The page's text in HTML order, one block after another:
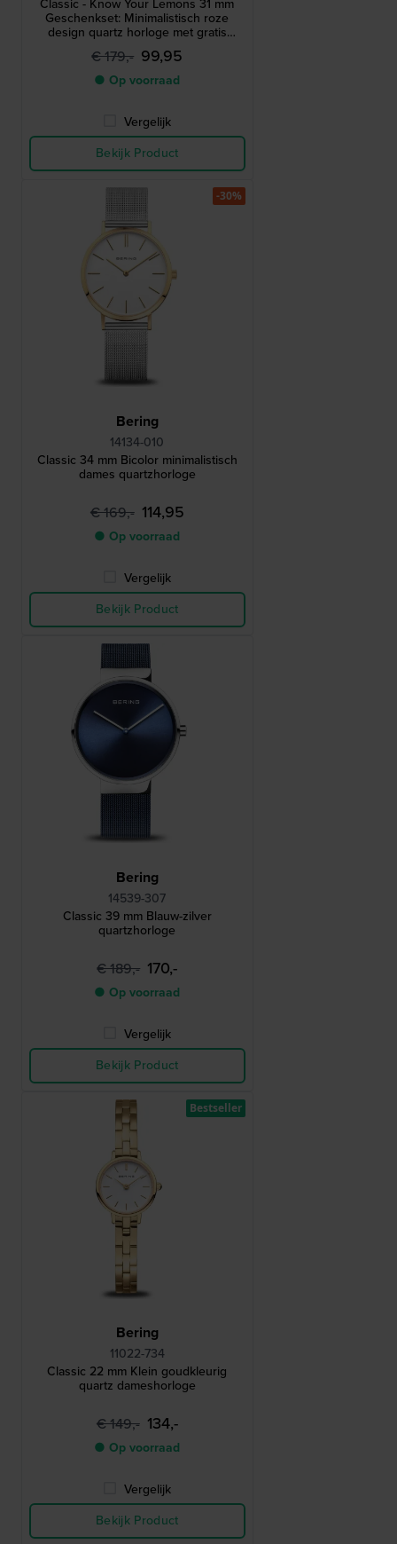
Classic - Know Your Lemons 31 mm
Geschenkset: Minimalistisch roze
design quartz horloge met gratis
halsketting
€ 179,- 99,95
● Op voorraad
Vergelijk
Bekijk Product
Bering
14134-010
Classic 34 mm Bicolor minimalistisch
dames quartzhorloge
€ 169,- 114,95
● Op voorraad
Vergelijk
Bekijk Product
-30%
Bering
14539-307
Classic 39 mm Blauw-zilver
quartzhorloge
€ 189,- 170,-
● Op voorraad
Vergelijk
Bekijk Product
Bering
11022-734
Classic 22 mm Klein goudkleurig
quartz dameshorloge
€ 149,- 134,-
● Op voorraad
Vergelijk
Bekijk Product
Bestseller